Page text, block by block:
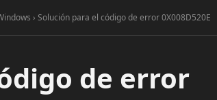
› Solución para el código de error 0X008D520E
de error